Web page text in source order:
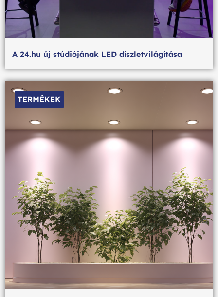
A 24.hu új stúdiójának LED díszletvilágítása
TERMÉKEK